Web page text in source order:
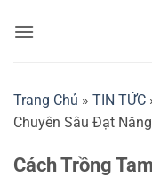
qua
Trang Chủ » TIN TỨC
Chuyên Sâu Đạt
Cách Trồng